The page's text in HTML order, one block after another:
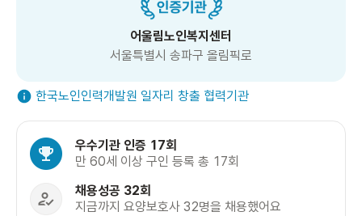
어울림노인복지센터
서울특별시 송파구 올림픽로
한국노인인력개발원 일자리 창출 협력기관
우수기관 인증 17회
만 60세 이상 구인 등록 총 17회
채용성공 32회
지금까지 요양보호사 32명을 채용했어요